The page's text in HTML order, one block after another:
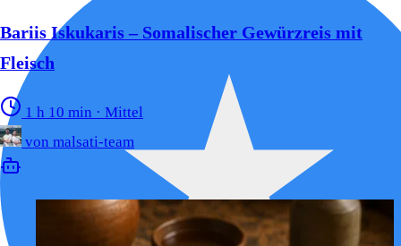
Bariis Iskukaris – Somalischer Gewürzreis mit
Fleisch
1 h 10 min · Mittel
von malsati-team